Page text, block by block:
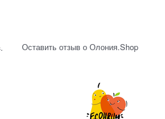
Оставить отзыв о Олония.Shop